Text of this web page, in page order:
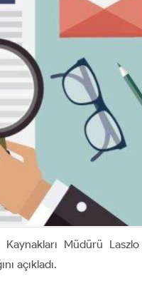
Müdürü
açıkladı.